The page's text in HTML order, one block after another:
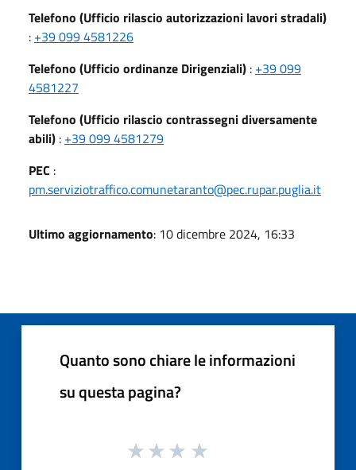
Telefono (Ufficio rilascio autorizzazioni lavori stradali)
: +39 099 4581226
Telefono (Ufficio ordinanze Dirigenziali) : +39 099
4581227
Telefono (Ufficio rilascio contrassegni diversamente
abili) : +39 099 4581279
PEC :
pm.serviziotraffico.comunetaranto@pec.rupar.puglia.it
Ultimo aggiornamento: 10 dicembre 2024, 16:33
Quanto sono chiare le informazioni
su questa pagina?